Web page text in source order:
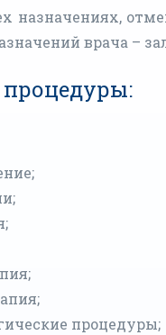
назначениях,
врача –
процедуры;